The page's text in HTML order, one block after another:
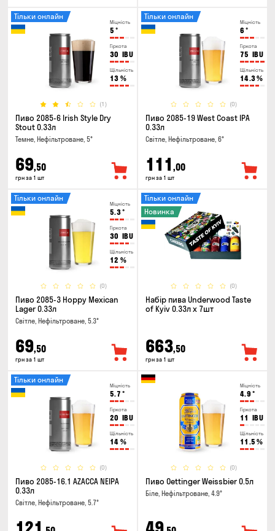
Міцність
5 °
Гіркота
30 IBU
Щільність
13 %
(1)
Тільки онлайн
Пиво 2085-6 Irish Style Dry
Stout 0.33л
Темне, Нефільтроване, 5°
69,50
грн за 1 шт
Міцність
6 °
Гіркота
75 IBU
Щільність
14.3%
(0)
Тільки онлайн
Пиво 2085-19 West Coast IPA
0.33л
Світле, Нефільтроване, 6°
111 ,00
грн за 1 шт
Міцність
5.3°
Гіркота
30 IBU
Щільність
12 %
(0)
Тільки онлайн
Пиво 2085-3 Hoppy Mexican
Lager 0.33л
Світле, Нефільтроване, 5.3°
69,50
грн за 1 шт
(0)
Тільки онлайн
Новинка
Набір пива Underwood Taste
of Kyiv 0.33л x 7шт
663,50
грн за 1 шт
Міцність
5.7 °
Гіркота
20 IBU
Щільність
14 %
(0)
Тільки онлайн
Пиво 2085-16.1 AZACCA NEIPA
0.33л
Світле, Нефільтроване, 5.7°
Міцність
4.9 °
Гіркота
11 IBU
Щільність
11.5 %
(0)
Пиво Oettinger Weissbier 0.5л
Біле, Нефільтроване, 4.9°